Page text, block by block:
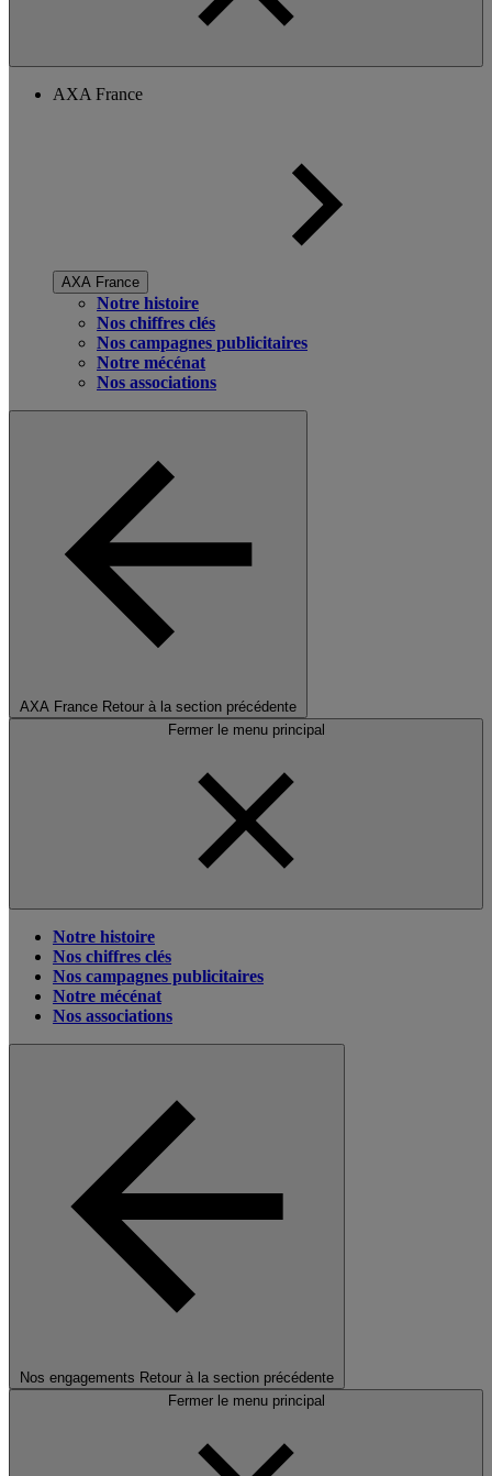
AXA France
AXA France
Notre histoire
Nos chiffres clés
Nos campagnes publicitaires
Notre mécénat
Nos associations
AXA France Retour à la section précédente
Fermer le menu principal
Notre histoire
Nos chiffres clés
Nos campagnes publicitaires
Notre mécénat
Nos associations
Nos engagements Retour à la section précédente
Fermer le menu principal